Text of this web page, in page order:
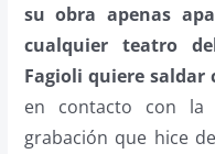
su obra apenas
cualquier teatro
Fagioli quiere saldar
en contacto con
grabación que hice